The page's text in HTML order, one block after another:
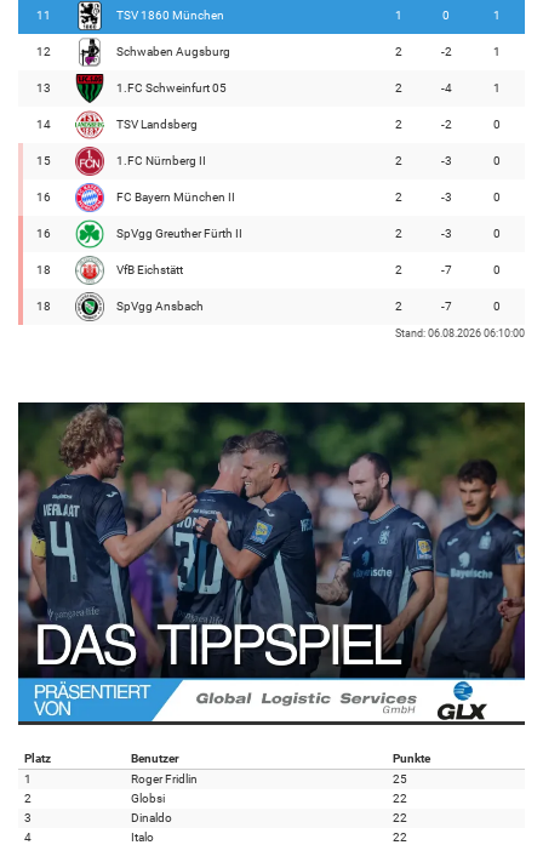
11 TSV 1860 München 1 0 1
12 Schwaben Augsburg 2 -2 1
13 1.FC Schweinfurt 05 2 -4 1
14 TSV Landsberg 2 -2 0
15 1.FC Nürnberg II 2 -3 0
16 FC Bayern München II 2 -3 0
16 SpVgg Greuther Fürth II 2 -3 0
18 VfB Eichstätt 2 -7 0
18 SpVgg Ansbach 2 -7 0
Stand: 06.08.2026 06:10:00
Platz Benutzer
Punkte
1
Roger Fridlin
25
2
Globsi
22
3
Dinaldo
22
4
Italo
22